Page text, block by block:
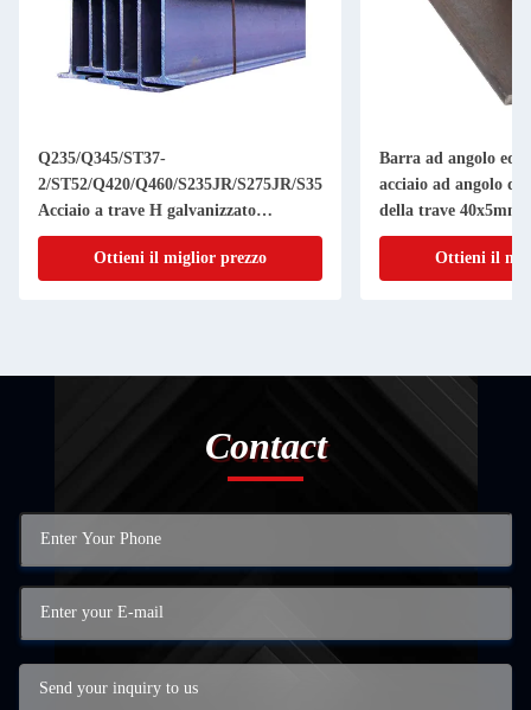
Q235/Q345/ST37-
2/ST52/Q420/Q460/S235JR/S275JR/S355JR
Acciaio a trave H galvanizzato
personalizzato con servizio di
lavorazione a foratura
Ottieni il miglior prezzo
Barra ad angolo
acciaio ad angolo
della trave 40x5mm
A36 Q235 GB
Ottieni il
Contact